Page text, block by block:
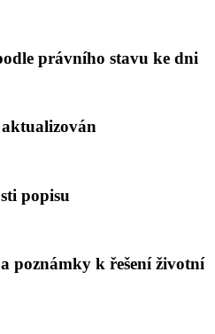
právního stavu ke dni
popisu
poznámky k řešení životní